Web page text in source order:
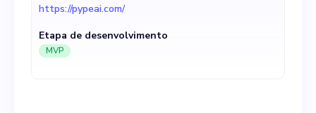
procurando uma pessoa
apaixonada e talentosa para
https://pypeai.com/
Etapa de desenvolvimento
MVP